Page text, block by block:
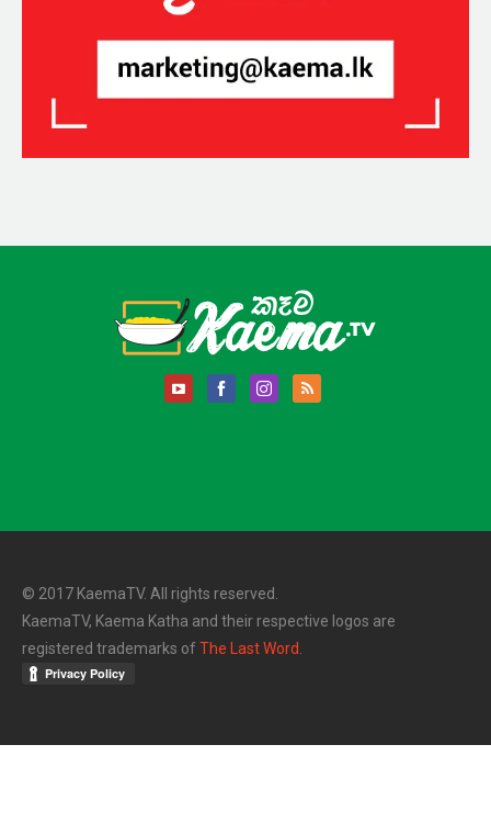
© 2017 KaemaTV. All rights reserved.
KaemaTV, Kaema Katha and their respective logos are
registered trademarks of The Last Word